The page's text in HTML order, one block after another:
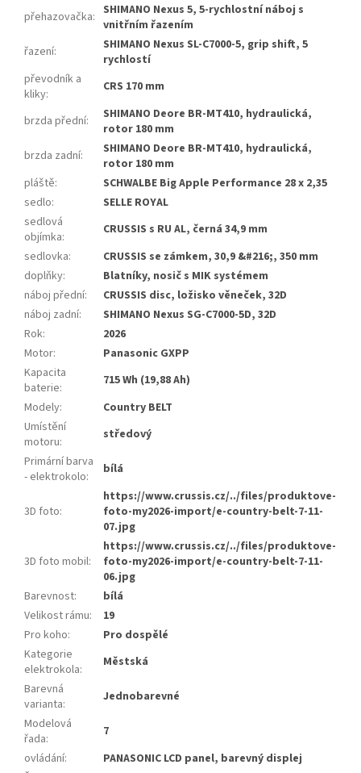
přehazovačka: SHIMANO Nexus 5, 5-rychlostní náboj s
vnitřním řazením
řazení:
SHIMANO Nexus SL-C7000-5, grip shift, 5
rychlostí
převodník a
kliky: CRS 170 mm
brzda přední:
SHIMANO Deore BR-MT410, hydraulická,
rotor 180 mm
brzda zadní:
SHIMANO Deore BR-MT410, hydraulická,
rotor 180 mm
pláště:
SCHWALBE Big Apple Performance 28 x 2,35
sedlo:
SELLE ROYAL
sedlová
objímka:
CRUSSIS s RU AL, černá 34,9 mm
sedlovka:
CRUSSIS se zámkem, 30,9 &#216;, 350 mm
doplňky:
Blatníky, nosič s MIK systémem
náboj přední:
CRUSSIS disc, ložisko věneček, 32D
náboj zadní:
SHIMANO Nexus SG-C7000-5D, 32D
Rok:
2026
Motor:
Panasonic GXPP
Kapacita
baterie:
715 Wh (19,88 Ah)
Modely:
Country BELT
Umístění
motoru:
středový
Primární barva
- elektrokolo: bílá
3D foto:
https://www.crussis.cz/../files/produktove-
foto-my2026-import/e-country-belt-7-11-
07.jpg
3D foto mobil:
https://www.crussis.cz/../files/produktove-
foto-my2026-import/e-country-belt-7-11-
06.jpg
Barevnost:
bílá
Velikost rámu:
19
Pro koho:
Pro dospělé
Kategorie
elektrokola:
Městská
Barevná
varianta:
Jednobarevné
Modelová
řada:
7
ovládání:
PANASONIC LCD panel, barevný displej